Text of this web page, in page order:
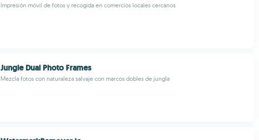
Impresión móvil de fotos y recogida en comercios locales cercanos
Jungle Dual Photo Frames
Mezcla fotos con naturaleza salvaje con marcos dobles de jungla